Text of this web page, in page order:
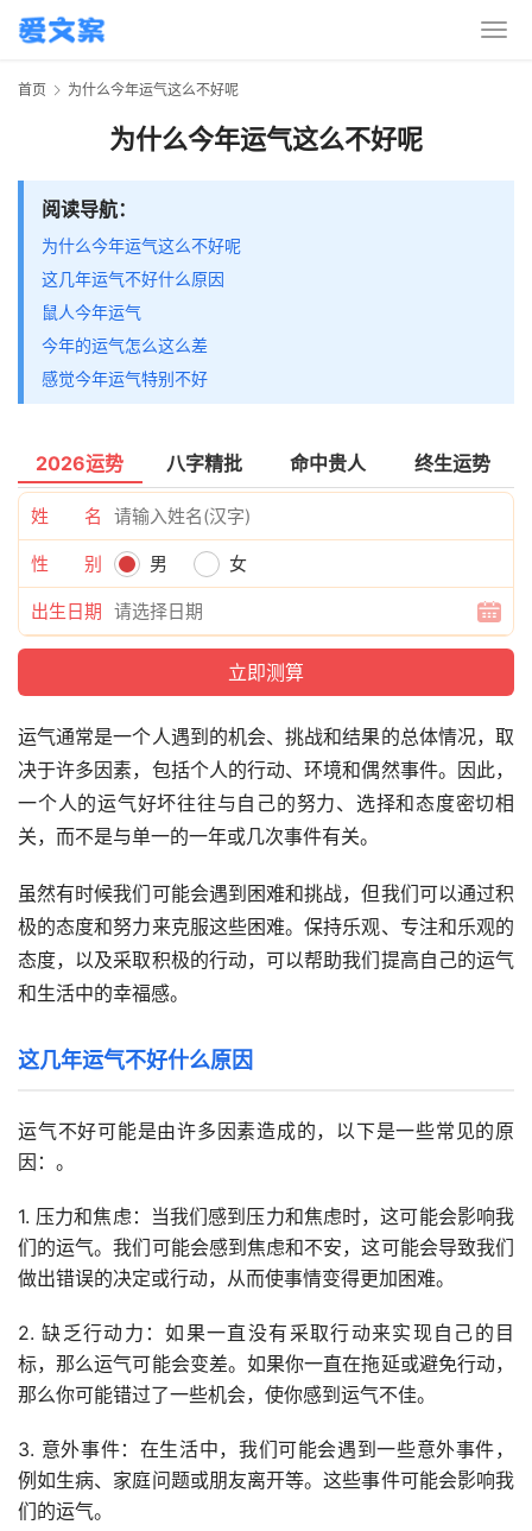
首页 为什么今年运气这么不好呢
为什么今年运气这么不好呢
阅读导航：
为什么今年运气这么不好呢
这几年运气不好什么原因
鼠人今年运气
今年的运气怎么这么差
感觉今年运气特别不好
2026运势 八字精批 命中贵人 终生运势
姓 名
性 别 男 女
出生日期
运气通常是一个人遇到的机会、挑战和结果的总体情况，取
决于许多因素，包括个人的行动、环境和偶然事件。因此，
一个人的运气好坏往往与自己的努力、选择和态度密切相
关，而不是与单一的一年或几次事件有关。
虽然有时候我们可能会遇到困难和挑战，但我们可以通过积
极的态度和努力来克服这些困难。保持乐观、专注和乐观的
态度，以及采取积极的行动，可以帮助我们提高自己的运气
和生活中的幸福感。
这几年运气不好什么原因
运气不好可能是由许多因素造成的，以下是一些常见的原
因：。
1. 压力和焦虑：当我们感到压力和焦虑时，这可能会影响我
们的运气。我们可能会感到焦虑和不安，这可能会导致我们
做出错误的决定或行动，从而使事情变得更加困难。
2. 缺乏行动力：如果一直没有采取行动来实现自己的目
标，那么运气可能会变差。如果你一直在拖延或避免行动，
那么你可能错过了一些机会，使你感到运气不佳。
3. 意外事件：在生活中，我们可能会遇到一些意外事件，
例如生病、家庭问题或朋友离开等。这些事件可能会影响我
们的运气。